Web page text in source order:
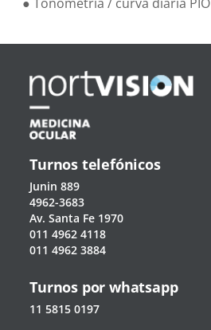
Turnos telefónicos
Junin 889
4962-3683
Av. Santa Fe 1970
011 4962 4118
011 4962 3884
Turnos por whatsapp
11 5815 0197